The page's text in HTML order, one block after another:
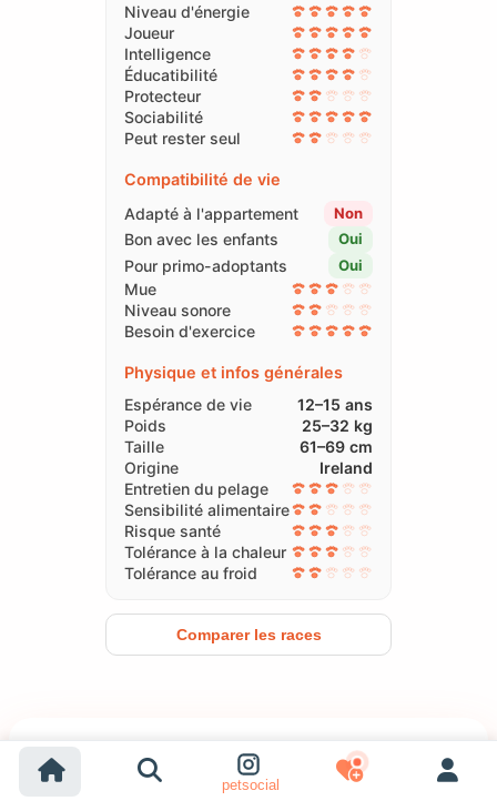
petsocial
Niveau d'énergie
Joueur
Intelligence
Éducatibilité
Protecteur
Sociabilité
Peut rester seul
Compatibilité de vie
Adapté à l'appartement
Non
Bon avec les enfants Oui
Pour primo-adoptants Oui
Mue
Niveau sonore
Besoin d'exercice
Physique et infos générales
Espérance de vie
12–15 ans
Poids
25–32 kg
Taille
61–69 cm
Origine
Ireland
Entretien du pelage
Sensibilité alimentaire
Risque santé
Tolérance à la chaleur
Tolérance au froid
Comparer les races
Setter irlandais